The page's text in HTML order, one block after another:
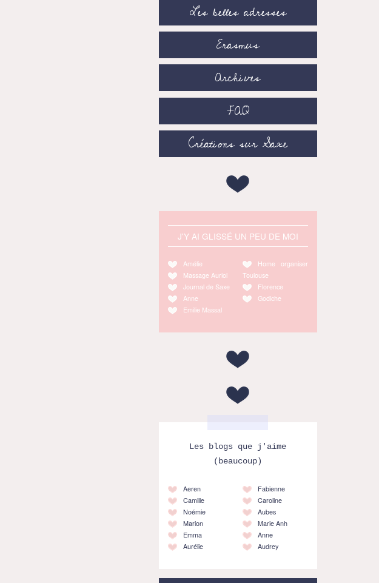
Les belles adresses
Erasmus
Archives
FAQ
Créations sur Saxe
J'Y AI GLISSÉ UN PEU DE MOI
Amélie
Massage Auriol
Journal de Saxe
Anne
Emilie Massal
Home organiser
Toulouse
Florence
Godiche
Les blogs que j'aime
(beaucoup)
Aeren
Camille
Noémie
Marion
Emma
Aurélie
Fabienne
Caroline
Aubes
Marie Anh
Anne
Audrey